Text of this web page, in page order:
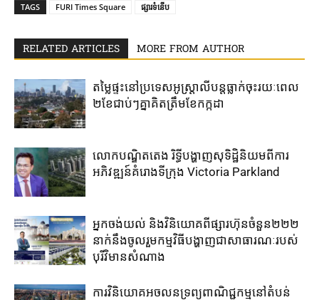
TAGS FURI​ Times​ Square ផ្សារទំនើប
RELATED ARTICLES MORE FROM AUTHOR
តម្លៃ​ផ្ទះ​នៅ​ប្រទេស​អូស្ត្រាលី​បន្ត​ធ្លាក់​ចុះ​រយៈ​ពេល​
២​ខែ​ជាប់ៗ​គ្នា​គិត​ត្រឹម​ខែ​កក្កដា​
លោកបណ្ឌិតតេង រិទ្ធីបង្ហាញសុទិដ្ឋិនិយមពីការ
អភិវឌ្ឍន៍គំរោងទីក្រុង Victoria Parkland
អ្នកចង់យល់​ និងវិនិយោគ​ពី​ផ្សារហ៊ុន​ចំនួន​២២២​
នាក់​នឹង​ចូលរួម​កម្មវិធី​បង្ហាញ​ជាសាធារណៈ​របស់​
បុរី​វិមានសំណាង
ការវិនិយោគ​អចលនទ្រព្យ​ពាណិជ្ជកម្ម​នៅ​តំបន់